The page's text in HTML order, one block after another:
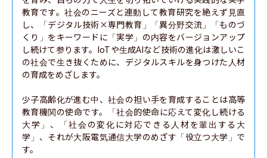
教育です。社会のニーズと連動して教育研究を絶えず見直
し、「デジタル技術×専門教育」「異分野交流」「ものづ
くり」をキーワードに「実学」の内容をバージョンアップ
し続けて参ります。IoTや生成AIなど技術の進化は激しいこ
の社会で生き抜くために、デジタルスキルを身つけた人材
の育成をめざします。
少子高齢化が進む中、社会の担い手を育成することは高等
教育機関の使命です。「社会的使命に応えて変化し続ける
大学」、「社会の変化に対応できる人材を輩出する大
学」、それが大阪電気通信大学のめざす「役立つ大学」で
す。